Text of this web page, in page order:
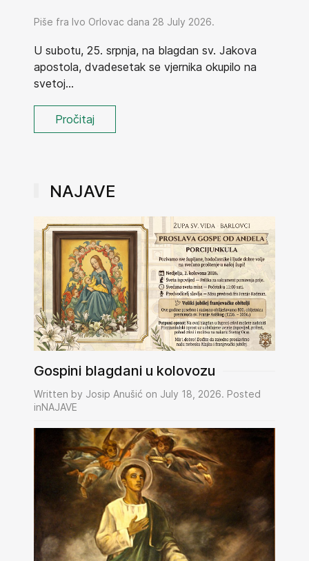
Piše fra Ivo Orlovac dana 28 July 2026.
U subotu, 25. srpnja, na blagdan sv. Jakova
apostola, dvadesetak se vjernika okupilo na
svetoj...
Pročitaj
NAJAVE
Gospini blagdani u kolovozu
Written by Josip Anušić on July 18, 2026. Posted
inNAJAVE